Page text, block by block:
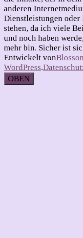
anderen
Dienstleistungen oder
stehen, da ich viele
und noch haben
mehr bin. Sicher ist
Entwickelt von
WordPress.
OBEN